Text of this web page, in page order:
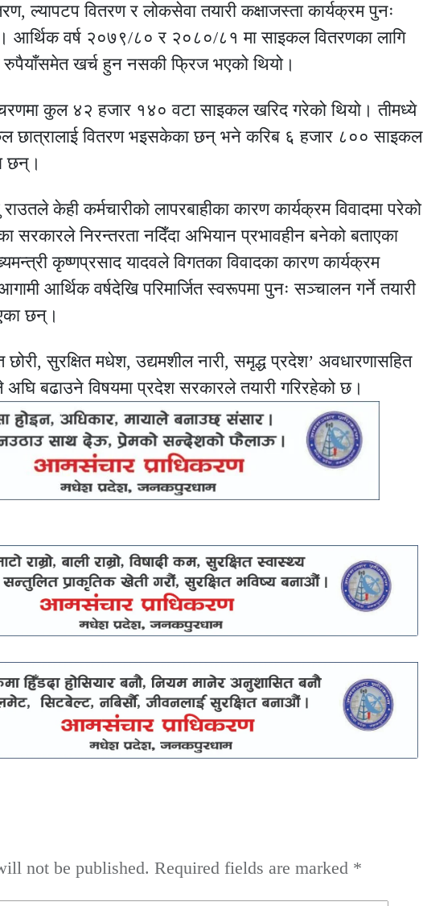
ल्यापटप वितरण र लोकसेवा तयारी कक्षाजस्ता कार्यक्रम पुनः
वर्ष २०७९/८० र २०८०/८१ मा साइकल वितरणका लागि
खर्च हुन नसकी फ्रिज भएको थियो।
कुल ४२ हजार १४० वटा साइकल खरिद गरेको थियो। तीमध्ये
छात्रालाई वितरण भइसकेका छन् भने करिब ६ हजार ८०० साइकल
छन्।
राउतले केही कर्मचारीको लापरबाहीका कारण कार्यक्रम विवादमा परेको
सरकारले निरन्तरता नदिँदा अभियान प्रभावहीन बनेको बताएका
कृष्णप्रसाद यादवले विगतका विवादका कारण कार्यक्रम
आर्थिक वर्षदेखि परिमार्जित स्वरूपमा पुनः सञ्चालन गर्ने तयारी
छन्।
छोरी, सुरक्षित मधेश, उद्यमशील नारी, समृद्ध प्रदेश’ अवधारणासहित
बढाउने विषयमा प्रदेश सरकारले तयारी गरिरहेको छ।
not be published. Required fields are marked *